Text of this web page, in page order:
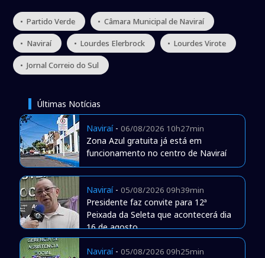
• Partido Verde • Câmara Municipal de Naviraí
• Naviraí • Lourdes Elerbrock • Lourdes Virote
• Jornal Correio do Sul
Últimas Notícias
Naviraí- 06/08/2026 10h27min
Zona Azul gratuita já está em
funcionamento no centro de Naviraí
Naviraí- 05/08/2026 09h39min
Presidente faz convite para 12ª
Peixada da Seleta que acontecerá dia
16 de agosto
Naviraí- 05/08/2026 09h25min